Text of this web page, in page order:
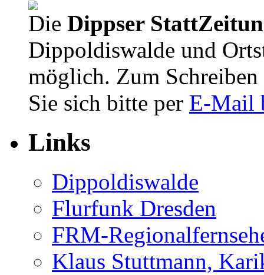
Die Dippser
Dippoldiswalde und
möglich. Zum
Sie sich bitte per E-Mail
Links
Dippoldiswalde
Flurfunk Dresden
FRM-
Klaus Stuttmann,